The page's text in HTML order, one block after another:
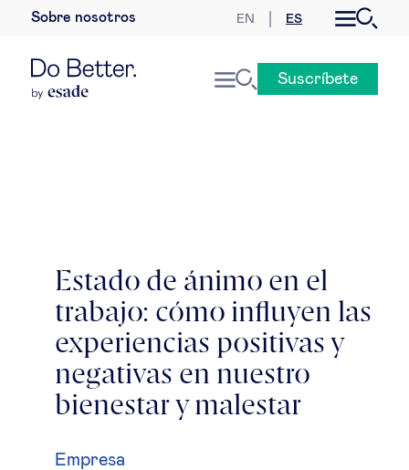
Sobre nosotros EN ES
Economía internacional
Empresa
Derecho empresarial
Estrategia & modelos de negocio
Suscríbete
Estado de ánimo en el
trabajo: cómo influyen las
experiencias positivas y
negativas en nuestro
bienestar y malestar
Empresa